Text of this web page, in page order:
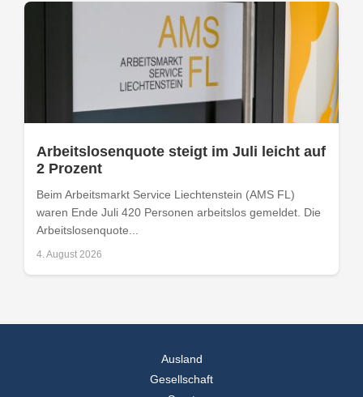
Arbeitslosenquote steigt im Juli leicht auf
2 Prozent
Beim Arbeitsmarkt Service Liechtenstein (AMS FL)
waren Ende Juli 420 Personen arbeitslos gemeldet. Die
Arbeitslosenquote...
4. August 2026
Ausland
Gesellschaft